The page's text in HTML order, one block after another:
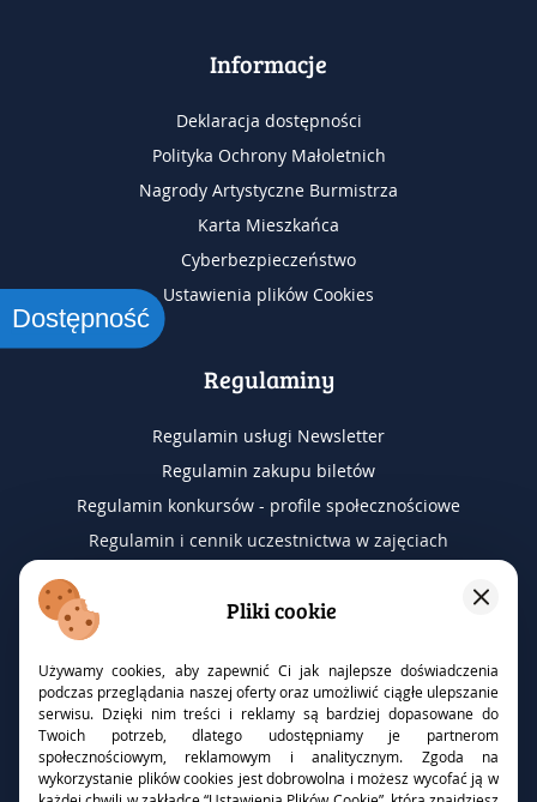
Dostępność
Informacje
Deklaracja dostępności
Polityka Ochrony Małoletnich
Nagrody Artystyczne Burmistrza
Karta Mieszkańca
Cyberbezpieczeństwo
Ustawienia plików Cookies
Regulaminy
Regulamin usługi Newsletter
Regulamin zakupu biletów
Regulamin konkursów - profile społecznościowe
Regulamin i cennik uczestnictwa w zajęciach
RODO
Inspektor ochrony danych
Klauzule informacyjne
Wnioski - prawa osób
Pliki cookie
Używamy cookies, aby zapewnić Ci jak najlepsze doświadczenia
podczas przeglądania naszej oferty oraz umożliwić ciągłe ulepszanie
serwisu. Dzięki nim treści i reklamy są bardziej dopasowane do
Twoich potrzeb, dlatego udostępniamy je partnerom
społecznościowym, reklamowym i analitycznym. Zgoda na
wykorzystanie plików cookies jest dobrowolna i możesz wycofać ją w